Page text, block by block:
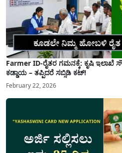
Farmer ID-ರೈತರ ಗಮನಕ್ಕೆ: ಕೃಷಿ
ಕಡ್ಡಾಯ – ತಪ್ಪಿದರೆ ಸಬ್ಸಿಡಿ ಕಟ್!
February 22, 2026